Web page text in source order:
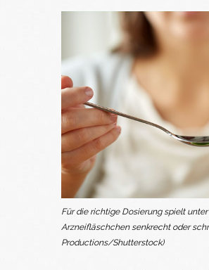
Für die richtige Dosierung spielt
Arzneifläschchen senkrecht oder
Productions/Shutterstock)